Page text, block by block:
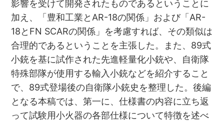
影響を受けて開発されたものであるということに
加え、「豊和工業とAR-18の関係」および「AR-
18とFN SCARの関係」を考慮すれば、その類似は
合理的であるということを主張した。また、89式
小銃を基に試作された先進軽量化小銃や、自衛隊
特殊部隊が使用する輸入小銃などを紹介すること
で、89式登場後の自衛隊小銃史を整理した。後編
となる本稿では、第一に、仕様書の内容に立ち返
って試験用小火器の各部仕様について特徴を述べ